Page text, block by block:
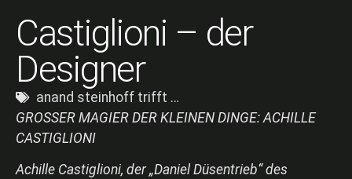
Castiglioni – der
Designer
anand steinhoff trifft …
GROSSER MAGIER DER KLEINEN DINGE: ACHILLE
CASTIGLIONI
Achille Castiglioni, der „Daniel Düsentrieb“ des